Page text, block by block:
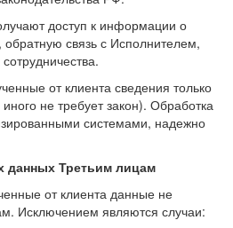
доступ к информации о
связь с Исполнителем,
от клиента сведения только
не требует закон). Обработка
системами, надежно
данных Третьим лицам
от клиента данные не
Исключением являются случаи: